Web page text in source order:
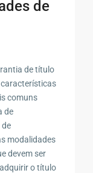
de
de título
comuns
de
modalidades
devem ser
o título